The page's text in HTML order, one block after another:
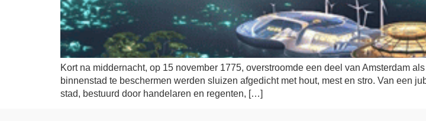
Kort na middernacht, op 15 november 1775, overstroomde een deel van Amsterdam
binnenstad te beschermen werden sluizen afgedicht met hout, mest en stro. Van een
stad, bestuurd door handelaren en regenten, […]